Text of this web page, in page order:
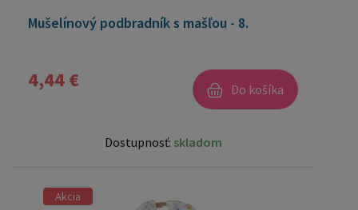
Mušelínový podbradník s mašľou - 8.
4,44 € Do košíka
Dostupnosť: skladom
Akcia